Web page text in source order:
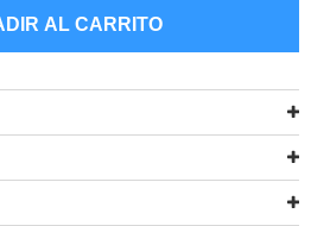
AL CARRITO